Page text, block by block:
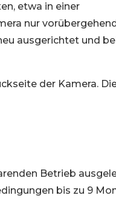
etwa in einer
nur
ausgerichtet und
der Kamera.
Betrieb
bis zu 9